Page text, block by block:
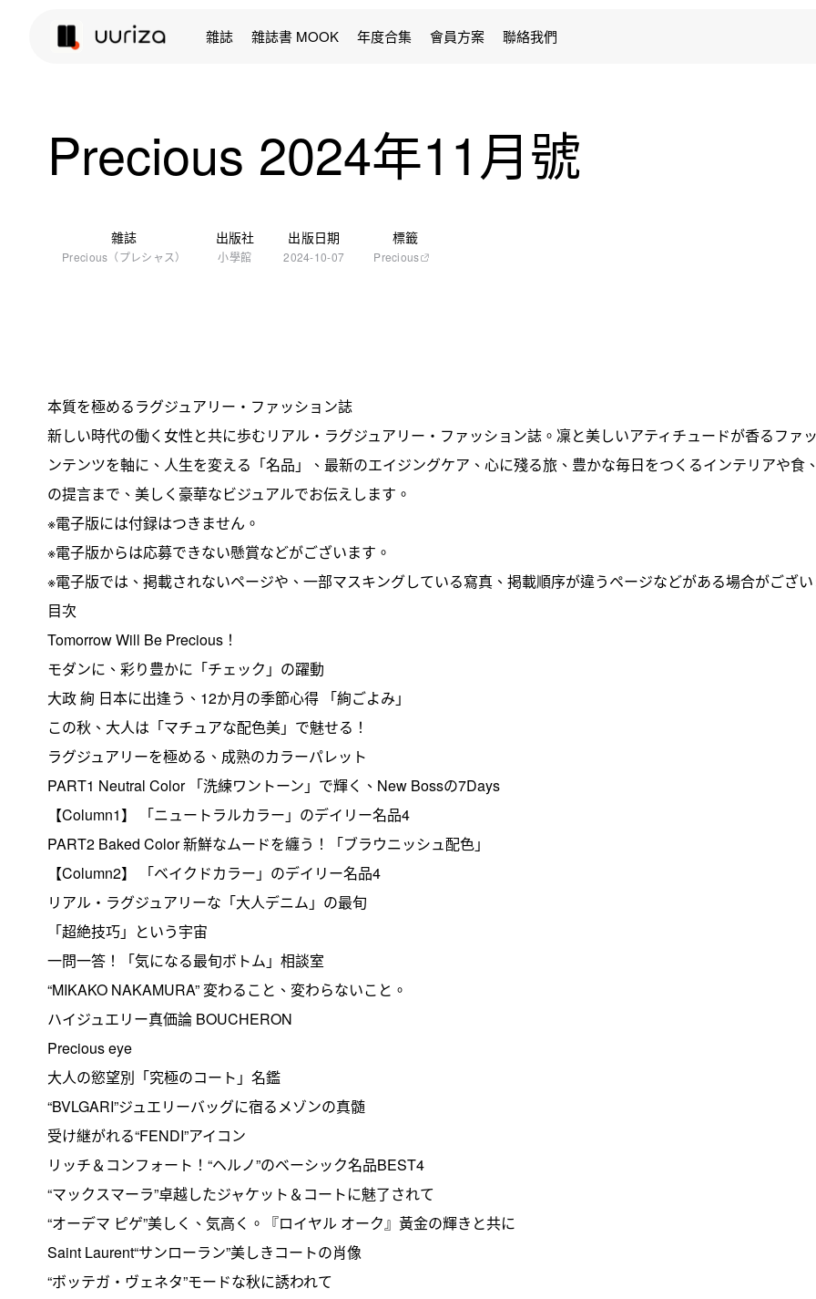
雜誌 雜誌書 MOOK 年度合集 會員方案 聯絡我們
Precious 2024年11月號
雜誌
Precious（プレシャス）
出版社
小學館
出版日期
2024-10-07
標籤
Precious
本質を極めるラグジュアリー・ファッション誌
新しい時代の働く女性と共に歩むリアル・ラグジュアリー・ファッション誌。凜と美しいアティチュードが香るファ
ンテンツを軸に、人生を変える「名品」、最新のエイジングケア、心に殘る旅、豊かな毎日をつくるインテリアや食
の提言まで、美しく豪華なビジュアルでお伝えします。
※電子版には付録はつきません。
※電子版からは応募できない懸賞などがございます。
※電子版では、掲載されないページや、一部マスキングしている寫真、掲載順序が違うページなどがある場合がござ
目次
Tomorrow Will Be Precious！
モダンに、彩り豊かに「チェック」の躍動
大政 絢 日本に出逢う、12か月の季節心得 「絢ごよみ」
この秋、大人は「マチュアな配色美」で魅せる！
ラグジュアリーを極める、成熟のカラーパレット
PART1 Neutral Color 「洗練ワントーン」で輝く、New Bossの7Days
【Column1】 「ニュートラルカラー」のデイリー名品4
PART2 Baked Color 新鮮なムードを纏う！「ブラウニッシュ配色」
【Column2】 「ベイクドカラー」のデイリー名品4
リアル・ラグジュアリーな「大人デニム」の最旬
「超絶技巧」という宇宙
一問一答！「気になる最旬ボトム」相談室
“MIKAKO NAKAMURA” 変わること、変わらないこと。
ハイジュエリー真価論 BOUCHERON
Precious eye
大人の慾望別「究極のコート」名鑑
“BVLGARI”ジュエリーバッグに宿るメゾンの真髄
受け継がれる“FENDI”アイコン
リッチ＆コンフォート！“ヘルノ”のベーシック名品BEST4
“マックスマーラ”卓越したジャケット＆コートに魅了されて
“オーデマ ピゲ”美しく、気高く。『ロイヤル オーク』黃金の輝きと共に
Saint Laurent“サンローラン”美しきコートの肖像
“ボッテガ・ヴェネタ”モードな秋に誘われて